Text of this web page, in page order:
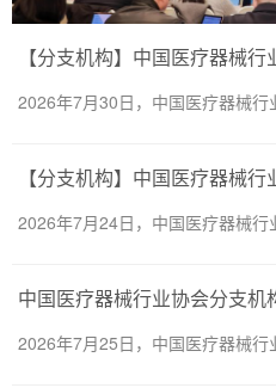
2026年7月30日，中国医疗器械
2026年7月24日，中国医疗器械
中国医疗器械行业协会分支
2026年7月25日，中国医疗器械